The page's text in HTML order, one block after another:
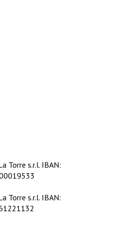
Torre s.r.l. IBAN:
Torre s.r.l. IBAN: